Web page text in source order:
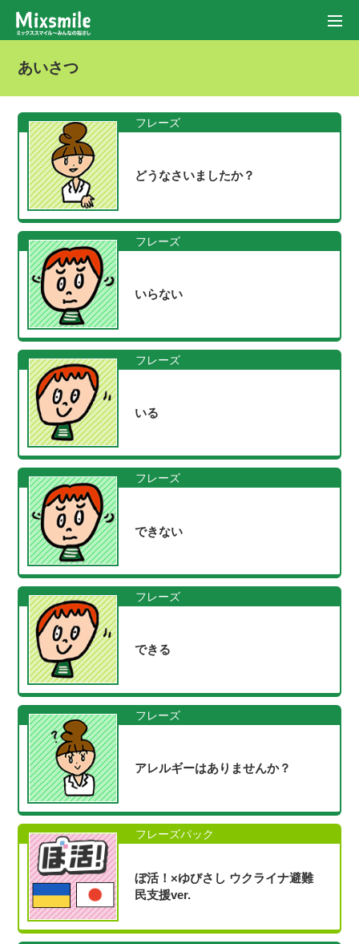
あいさつ
フレーズ
どうなさいましたか？
フレーズ
いらない
フレーズ
いる
フレーズ
できない
フレーズ
できる
フレーズ
アレルギーはありませんか？
フレーズパック
ぼ活！×ゆびさし ウクライナ避難
民支援ver.